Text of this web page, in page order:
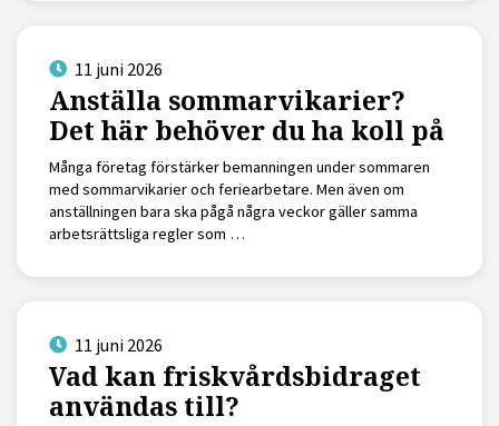
11 juni 2026
Anställa sommarvikarier?
Det här behöver du ha koll på
Många företag förstärker bemanningen under sommaren
med sommarvikarier och feriearbetare. Men även om
anställningen bara ska pågå några veckor gäller samma
arbetsrättsliga regler som …
11 juni 2026
Vad kan friskvårdsbidraget
användas till?